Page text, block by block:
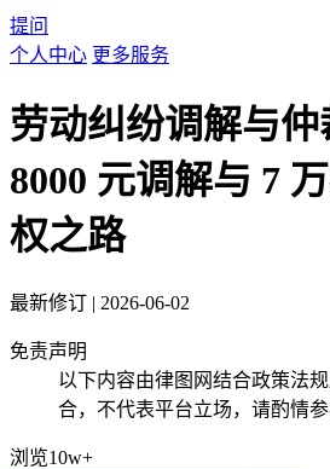
提问
个人中心 更多服务
劳动纠纷调解与仲
8000 元调解与 7
权之路
最新修订 | 2026-06-02
免责声明
以下内容由律图网结合政策法
合，不代表平台立场，请酌情参
浏览10w+